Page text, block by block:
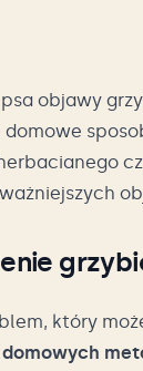
objawy
który
domowych